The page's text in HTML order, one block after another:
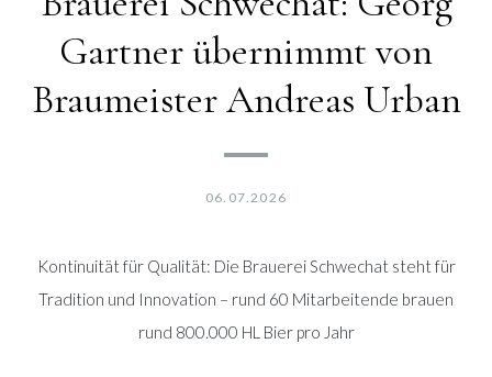
Gartner übernimmt von
Braumeister Andreas Urban
06.07.2026
Kontinuität für Qualität: Die Brauerei Schwechat steht für
Tradition und Innovation – rund 60 Mitarbeitende brauen
rund 800.000 HL Bier pro Jahr